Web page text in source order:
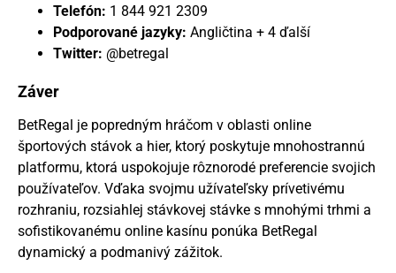
Telefón: 1 844 921 2309
Podporované jazyky: Angličtina + 4 ďalší
Twitter: @betregal
Záver
BetRegal je popredným hráčom v oblasti online
športových stávok a hier, ktorý poskytuje mnohostrannú
platformu, ktorá uspokojuje rôznorodé preferencie svojich
používateľov. Vďaka svojmu užívateľsky prívetivému
rozhraniu, rozsiahlej stávkovej stávke s mnohými trhmi a
sofistikovanému online kasínu ponúka BetRegal
dynamický a podmanivý zážitok.